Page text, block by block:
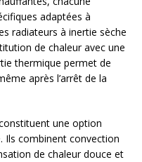
adaptées à
radiateurs à inertie sèche
de chaleur avec une
thermique permet de
après l’arrêt de la
une option
Ils combinent convection
de chaleur douce et